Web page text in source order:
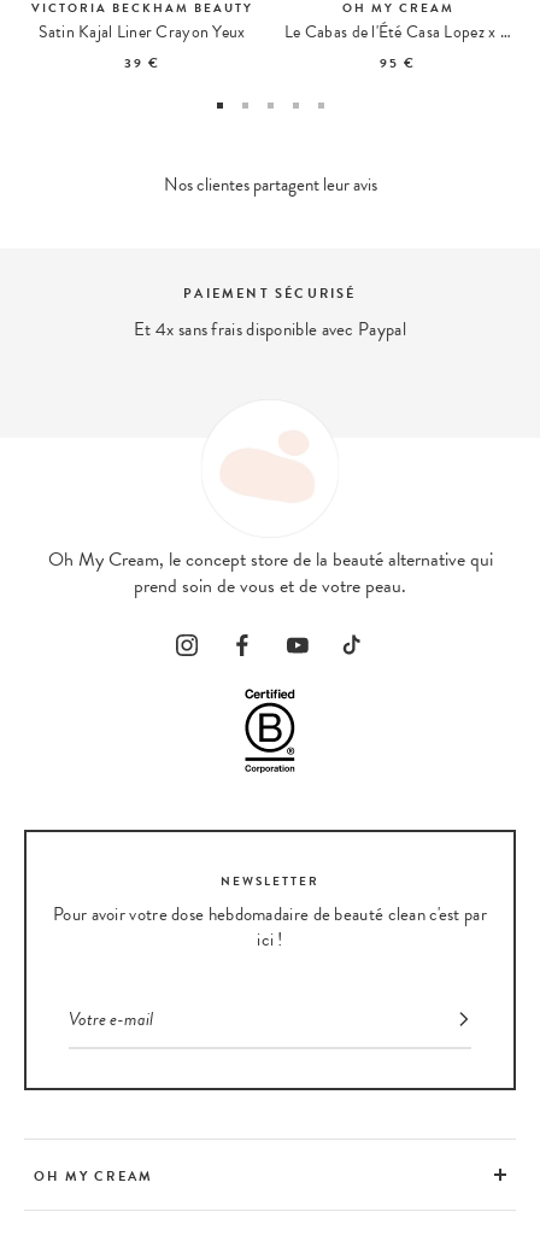
VICTORIA BECKHAM BEAUTY
Satin Kajal Liner Crayon Yeux
39 €
OH MY CREAM
Le Cabas de l'Été Casa Lopez x Oh My Cream
95 €
Nos clientes partagent leur avis
PAIEMENT SÉCURISÉ
Et 4x sans frais disponible avec Paypal
Oh My Cream, le concept store de la beauté alternative qui
prend soin de vous et de votre peau.
NEWSLETTER
Pour avoir votre dose hebdomadaire de beauté clean c'est par
ici !
OH MY CREAM